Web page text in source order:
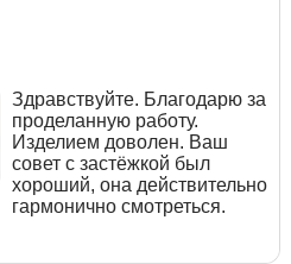
Здравствуйте. Благодарю за
проделанную работу.
Изделием доволен. Ваш
совет с застёжкой был
хороший, она действительно
гармонично смотреться.